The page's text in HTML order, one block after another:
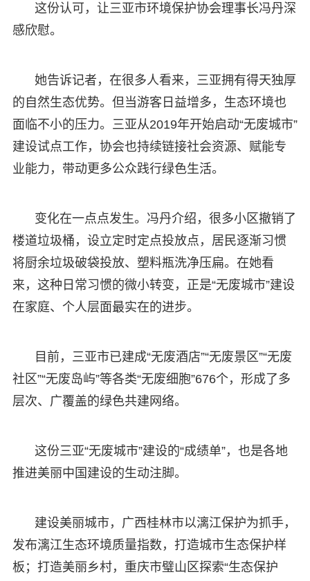
这份认可，让三亚市环境保护协会理事长冯丹深
感欣慰。
她告诉记者，在很多人看来，三亚拥有得天独厚
的自然生态优势。但当游客日益增多，生态环境也
面临不小的压力。三亚从2019年开始启动“无废城市”
建设试点工作，协会也持续链接社会资源、赋能专
业能力，带动更多公众践行绿色生活。
变化在一点点发生。冯丹介绍，很多小区撤销了
楼道垃圾桶，设立定时定点投放点，居民逐渐习惯
将厨余垃圾破袋投放、塑料瓶洗净压扁。在她看
来，这种日常习惯的微小转变，正是“无废城市”建设
在家庭、个人层面最实在的进步。
目前，三亚市已建成“无废酒店”“无废景区”“无废
社区”“无废岛屿”等各类“无废细胞”676个，形成了多
层次、广覆盖的绿色共建网络。
这份三亚“无废城市”建设的“成绩单”，也是各地
推进美丽中国建设的生动注脚。
建设美丽城市，广西桂林市以漓江保护为抓手，
发布漓江生态环境质量指数，打造城市生态保护样
板；打造美丽乡村，重庆市璧山区探索“生态保护